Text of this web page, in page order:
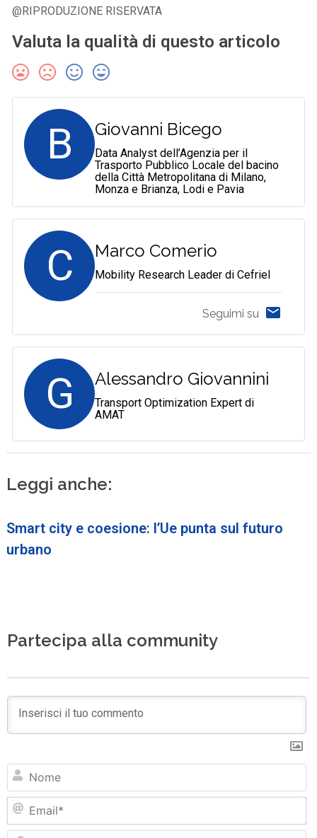
@RIPRODUZIONE RISERVATA
Valuta la qualità di questo articolo
B Giovanni Bicego
Data Analyst dell’Agenzia per il
Trasporto Pubblico Locale del bacino
della Città Metropolitana di Milano,
Monza e Brianza, Lodi e Pavia
C Marco Comerio
Mobility Research Leader di Cefriel
Seguimi su
G Alessandro Giovannini
Transport Optimization Expert di
AMAT
Leggi anche:
Smart city e coesione: l’Ue punta sul futuro
urbano
Partecipa alla community